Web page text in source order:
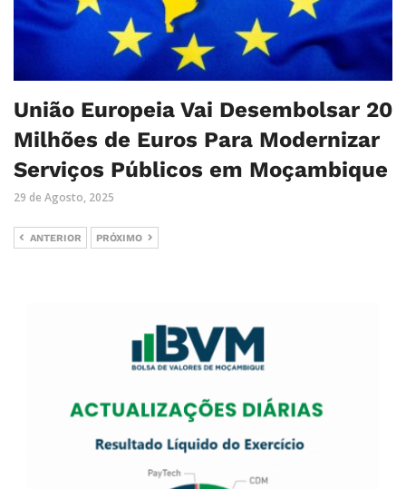
União Europeia Vai Desembolsar 20
Milhões de Euros Para Modernizar
Serviços Públicos em Moçambique
29 de Agosto, 2025
ANTERIOR PRÓXIMO